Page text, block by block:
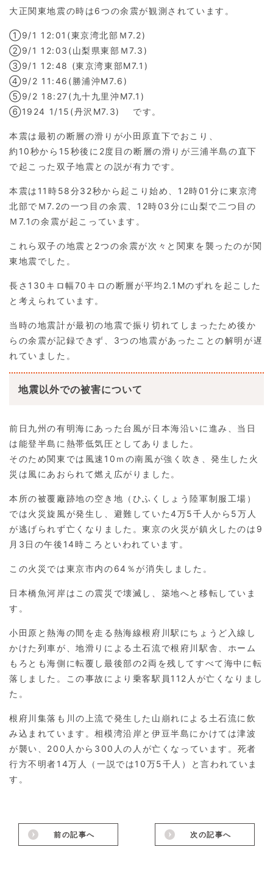
大正関東地震の時は6つの余震が観測されています。
①9/1 12:01(東京湾北部Ｍ7.2)
②9/1 12:03(山梨県東部Ｍ7.3)
③9/1 12:48 (東京湾東部M7.1)
④9/2 11:46(勝浦沖M7.6)
⑤9/2 18:27(九十九里沖M7.1)
⑥1924 1/15(丹沢M7.3) です。
本震は最初の断層の滑りが小田原直下でおこり、
約10秒から15秒後に2度目の断層の滑りが三浦半島の直下
で起こった双子地震との説が有力です。
本震は11時58分32秒から起こり始め、12時01分に東京湾
北部でＭ7.2の一つ目の余震、12時03分に山梨で二つ目の
Ｍ7.1の余震が起こっています。
これら双子の地震と2つの余震が次々と関東を襲ったのが関
東地震でした。
長さ130キロ幅70キロの断層が平均2.1Mのずれを起こした
と考えられています。
当時の地震計が最初の地震で振り切れてしまったため後か
らの余震が記録できず、3つの地震があったことの解明が遅
れていました。
地震以外での被害について
前日九州の有明海にあった台風が日本海沿いに進み、当日
は能登半島に熱帯低気圧としてありました。
そのため関東では風速10ｍの南風が強く吹き、発生した火
災は風にあおられて燃え広がりました。
本所の被覆廠跡地の空き地（ひふくしょう陸軍制服工場）
では火災旋風が発生し、避難していた4万5千人から5万人
が逃げられず亡くなりました。東京の火災が鎮火したのは9
月3日の午後14時ころといわれています。
この火災では東京市内の64％が消失しました。
日本橋魚河岸はこの震災で壊滅し、築地へと移転していま
す。
小田原と熱海の間を走る熱海線根府川駅にちょうど入線し
かけた列車が、地滑りによる土石流で根府川駅舎、ホーム
もろとも海側に転覆し最後部の2両を残してすべて海中に転
落しました。この事故により乗客駅員112人が亡くなりまし
た。
根府川集落も川の上流で発生した山崩れによる土石流に飲
み込まれています。相模湾沿岸と伊豆半島にかけては津波
が襲い、200人から300人の人が亡くなっています。死者
行方不明者14万人（一説では10万5千人）と言われていま
す。
前の記事へ 次の記事へ